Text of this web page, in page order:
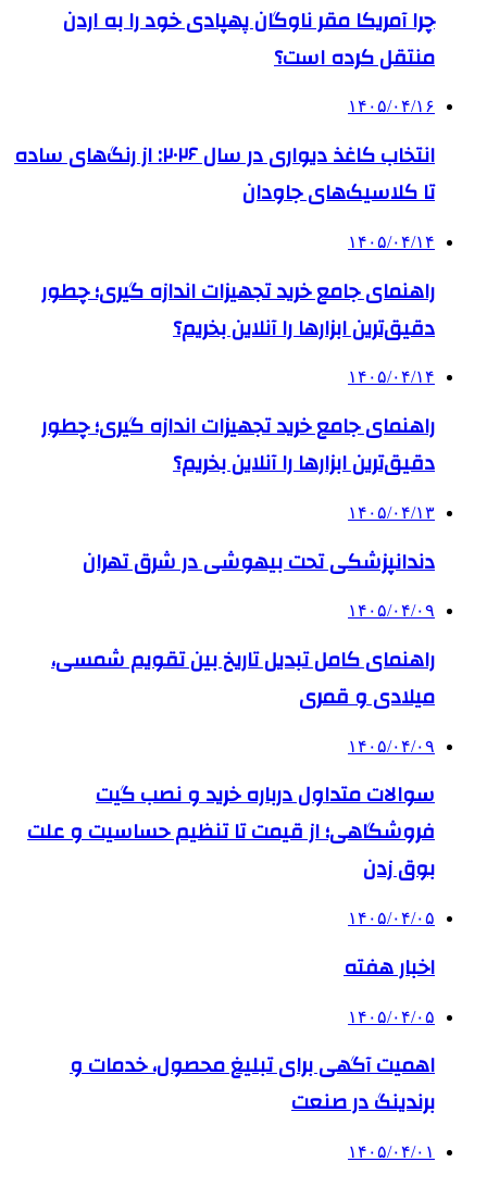
چرا آمریکا مقر ناوگان پهپادی خود را به اردن
منتقل کرده است؟
۱۴۰۵/۰۴/۱۶
انتخاب کاغذ دیواری در سال ۲۰۲۶: از رنگ‌های ساده
تا کلاسیک‌های جاودان
۱۴۰۵/۰۴/۱۴
راهنمای جامع خرید تجهیزات اندازه گیری؛ چطور
دقیق‌ترین ابزارها را آنلاین بخریم؟
۱۴۰۵/۰۴/۱۴
راهنمای جامع خرید تجهیزات اندازه گیری؛ چطور
دقیق‌ترین ابزارها را آنلاین بخریم؟
۱۴۰۵/۰۴/۱۳
دندانپزشکی تحت بیهوشی در شرق تهران
۱۴۰۵/۰۴/۰۹
راهنمای کامل تبدیل تاریخ بین تقویم شمسی،
میلادی و قمری
۱۴۰۵/۰۴/۰۹
سوالات متداول درباره خرید و نصب گیت
فروشگاهی؛ از قیمت تا تنظیم حساسیت و علت
بوق زدن
۱۴۰۵/۰۴/۰۵
اخبار هفته
۱۴۰۵/۰۴/۰۵
اهمیت آگهی برای تبلیغ محصول، خدمات و
برندینگ در صنعت
۱۴۰۵/۰۴/۰۱